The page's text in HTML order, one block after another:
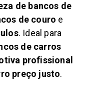
de bancos de
de couro e
. Ideal para
de carros
profissional
preço justo.